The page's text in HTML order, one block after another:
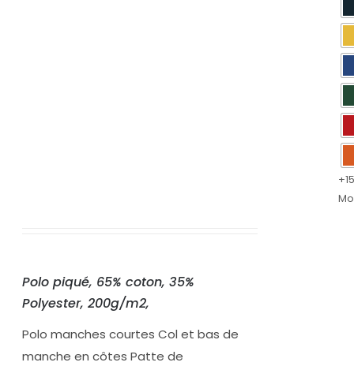
+15
Polo piqué, 65% coton, 35%
Polyester, 200g/m2,
Polo manches courtes Col et bas de
manche en côtes Patte de